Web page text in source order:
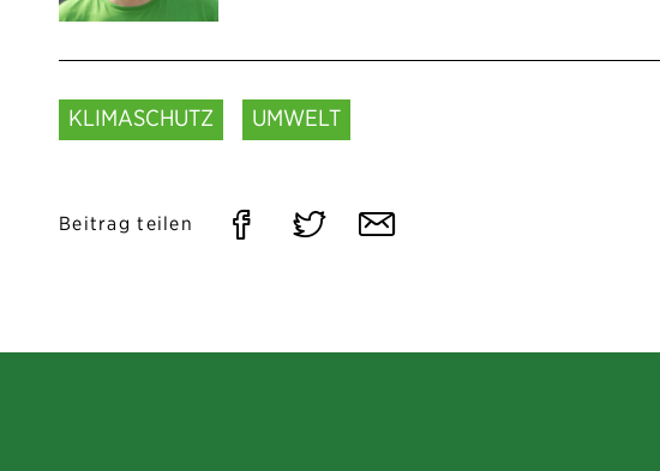
KLIMASCHUTZ UMWELT
Beitrag teilen
Auf Auf Per